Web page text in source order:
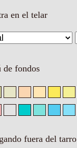
en el telar
de fondos
fuera del tarro